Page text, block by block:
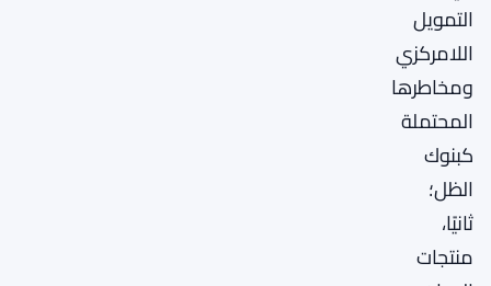
التمويل
اللامركزي
ومخاطرها
المحتملة
كبنوك
الظل؛
ثانيًا،
منتجات